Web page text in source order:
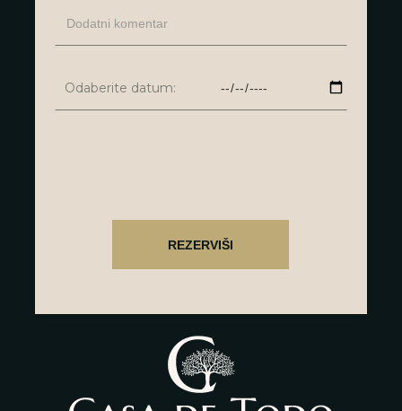
Odaberite datum: